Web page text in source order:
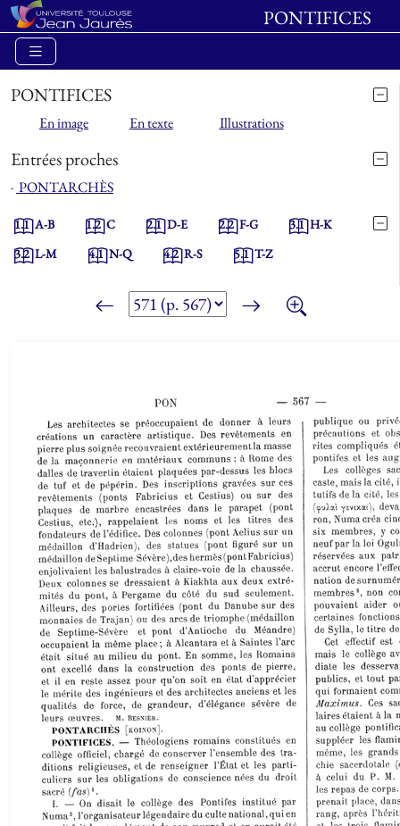
PONTIFICES
PONTIFICES
En image En texte Illustrations
Entrées proches
⋅ PONTARCHÈS
1.1A-B 1.2C 2.1D-E 2.2F-G 3.1H-K
3.2L-M 4.1N-Q 4.2R-S 5.1T-Z